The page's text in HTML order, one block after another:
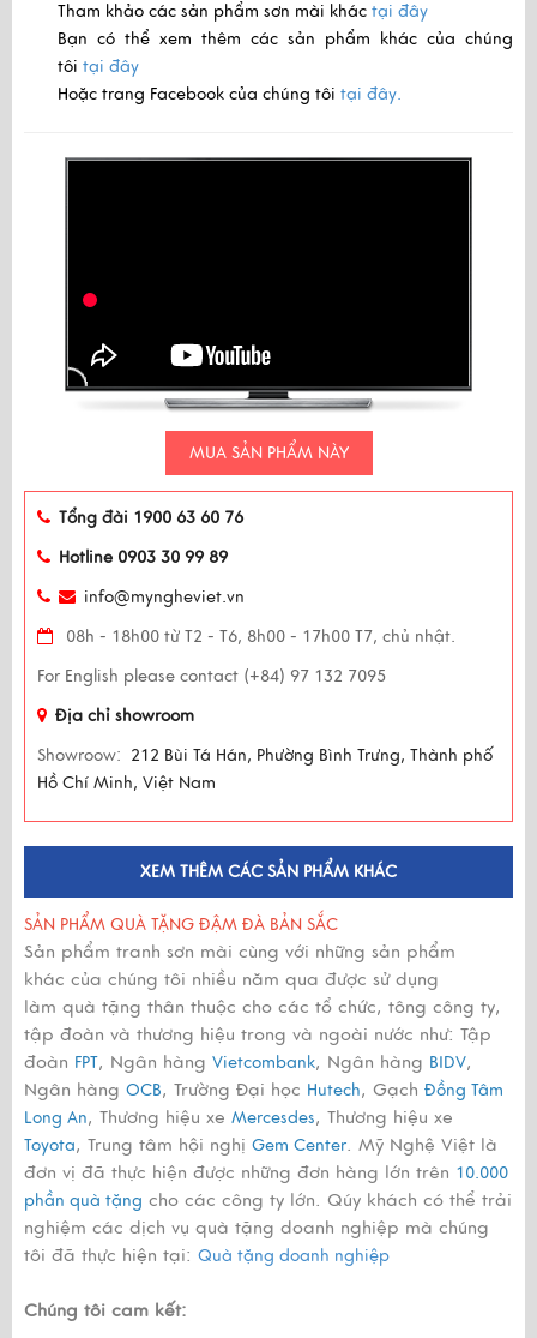
Tham khảo các sản phẩm sơn mài khác tại đây
Bạn có thể xem thêm các sản phẩm khác của chúng
tôi tại đây
Hoặc trang Facebook của chúng tôi tại đây.
MUA SẢN PHẨM NÀY
Tổng đài 1900 63 60 76
Hotline 0903 30 99 89
info@myngheviet.vn
08h - 18h00 từ T2 - T6, 8h00 - 17h00 T7, chủ nhật.
For English please contact (+84) 97 132 7095
Địa chỉ showroom
Showroow: 212 Bùi Tá Hán, Phường Bình Trưng, Thành phố
Hồ Chí Minh, Việt Nam
XEM THÊM CÁC SẢN PHẨM KHÁC
SẢN PHẨM QUÀ TẶNG ĐẬM ĐÀ BẢN SẮC
Sản phẩm tranh sơn mài cùng với những sản phẩm
khác của chúng tôi nhiều năm qua được sử dụng
làm quà tặng thân thuộc cho các tổ chức, tông công ty,
tập đoàn và thương hiệu trong và ngoài nước như: Tập
đoàn FPT, Ngân hàng Vietcombank, Ngân hàng BIDV,
Ngân hàng OCB, Trường Đại học Hutech, Gạch Đồng Tâm
Long An, Thương hiệu xe Mercesdes, Thương hiệu xe
Toyota, Trung tâm hội nghị Gem Center. Mỹ Nghệ Việt là
đơn vị đã thực hiện được những đơn hàng lớn trên 10.000
phần quà tặng cho các công ty lớn. Qúy khách có thể trải
nghiệm các dịch vụ quà tặng doanh nghiệp mà chúng
tôi đã thực hiện tại: Quà tặng doanh nghiệp
Chúng tôi cam kết: